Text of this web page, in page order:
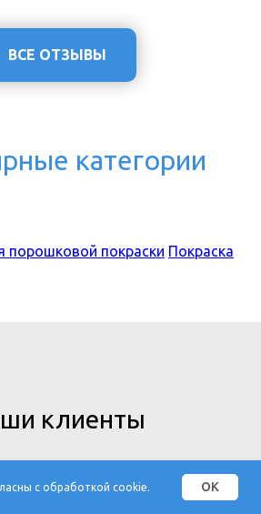
ВСЕ ОТЗЫВЫ
категории
порошковой покраски Покраска
клиенты
с обработкой cookie. OK